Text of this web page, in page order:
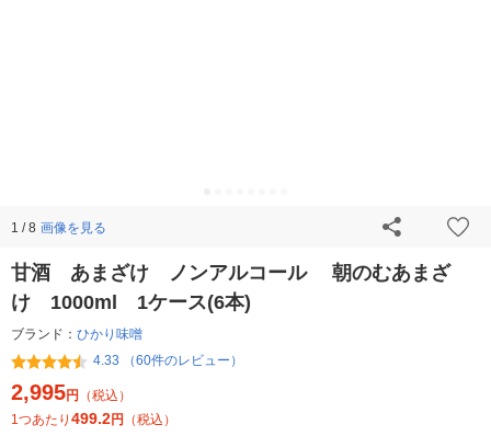
1 / 8 画像を見る
甘酒 あまざけ ノンアルコール 朝のむあまざ
け 1000ml 1ケース(6本)
ブランド： ひかり味噌
4.33 （60件のレビュー）
2,995円
（税込）
1つあたり 499.2円 （税込）